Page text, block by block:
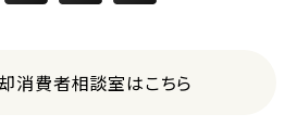
消費者相談室はこちら